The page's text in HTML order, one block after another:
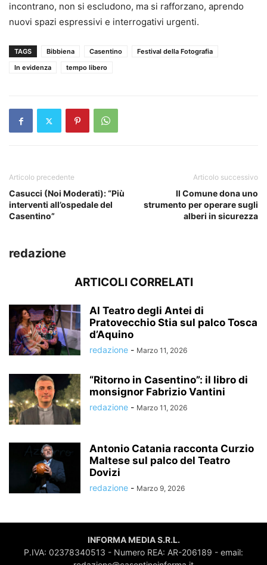
incontrano, non si escludono, ma si rafforzano, aprendo
nuovi spazi espressivi e interrogativi urgenti.
TAGS Bibbiena Casentino
Festival della Fotografia
In evidenza
tempo libero
Articolo precedente
Casucci (Noi Moderati): “Più
interventi all’ospedale del
Casentino”
Articolo successivo
Il Comune dona uno
strumento per operare sugli
alberi in sicurezza
redazione
ARTICOLI CORRELATI
Al Teatro degli Antei di
Pratovecchio Stia sul palco Tosca
d’Aquino
redazione - Marzo 11, 2026
“Ritorno in Casentino”: il libro di
monsignor Fabrizio Vantini
redazione - Marzo 11, 2026
Antonio Catania racconta Curzio
Maltese sul palco del Teatro
Dovizi
redazione - Marzo 9, 2026
INFORMA MEDIA S.R.L.
P.IVA: 02378340513 - Numero REA: AR-206189 - email: